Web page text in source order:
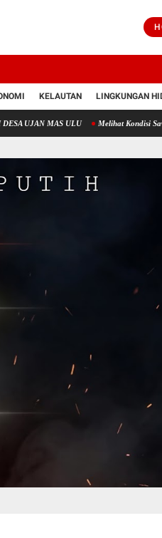
KELAUTAN LINGKUNGAN
ULU Melihat Kondisi Sawah di Awal